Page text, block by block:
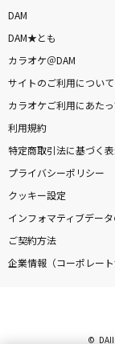
DAM
DAM★とも
カラオケ＠DAM
サイトのご利用について
カラオケご利用にあた
利用規約
特定商取引法に基づく
プライバシーポリシー
クッキー設定
インフォマティブデー
ご契約方法
企業情報（コーポレート
©